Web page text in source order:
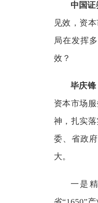
中国证
见效，资
局在发挥
效？
毕庆锋
资本市场
神，扎实
委、省政
大。
一是